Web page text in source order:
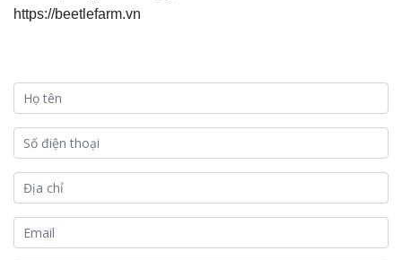
https://beetlefarm.vn